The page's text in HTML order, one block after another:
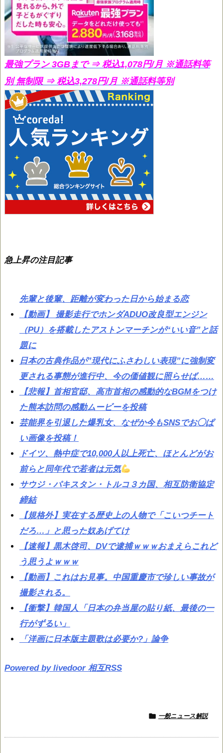
最強プラン 3GBまで ⇒ 税込1,078円/月 ※通話料等
別 無制限 ⇒ 税込3,278円/月 ※通話料等別
急上昇の注目記事
先輩と後輩、距離が変わった日から始まる恋
【動画】 撮影走行でホンダADUO改良型エンジン
（PU）を搭載したアストンマーチンが“いい音”と話
題に
日本の古典作品が”現代にふさわしい表現”に強制変
更される事態が進行中、今の価値観に照らせば……
【悲報】首相官邸、高市首相の感動的なBGMをつけ
た熊本訪問の感動ムービーを投稿
芸能界を引退した爆乳女、なぜか今もSNSでお◯ぱ
い画像を投稿！
ドイツ、熱中症で10,000人以上死亡、ほとんどがお
前らと同年代で若者は元気
サウジ・パキスタン・トルコ３カ国、相互防衛協定
締結
【規格外】実在する歴史上の人物で「こいつチート
だろ…」と思った奴あげてけ
【速報】黒木啓司、DVで逮捕ｗｗｗおまえらこれど
う思うよｗｗｗ
【動画】これはお見事。中国重慶市で珍しい事故が
撮影される。
【衝撃】韓国人「日本の弁当屋の貼り紙、最後の一
行がずるい」
「洋画に日本版主題歌は必要か?」論争
Powered by livedoor 相互RSS
 一般ニュース解説